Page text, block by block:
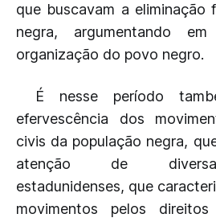
que buscavam a eliminação
negra, argumentando
organização do povo negro.
É nesse período
efervescência dos
civis da população negra,
atenção de
estadunidenses, que
movimentos pelos